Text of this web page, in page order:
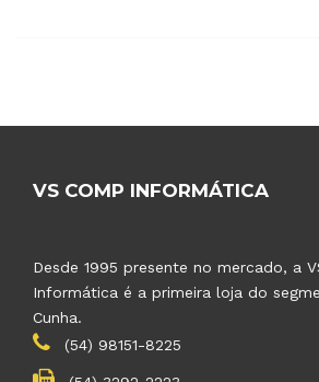
VS COMP INFORMÁTICA
Desde 1995 presente no mercado, a
Informática é a primeira loja do
Cunha.
(54) 98151-8225